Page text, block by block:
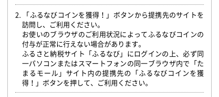
2. 「ふるなびコインを獲得！」ボタンから提携先のサイトを
訪問し、ご利用ください。
お使いのブラウザのご利用状況によってふるなびコインの
付与が正常に行えない場合があります。
ふるさと納税サイト「ふるなび」にログインの上、必ず同
一パソコンまたはスマートフォンの同一ブラウザ内で「た
まるモール」サイト内の提携先の「ふるなびコインを獲
得！」ボタンを押して、ご利用ください。